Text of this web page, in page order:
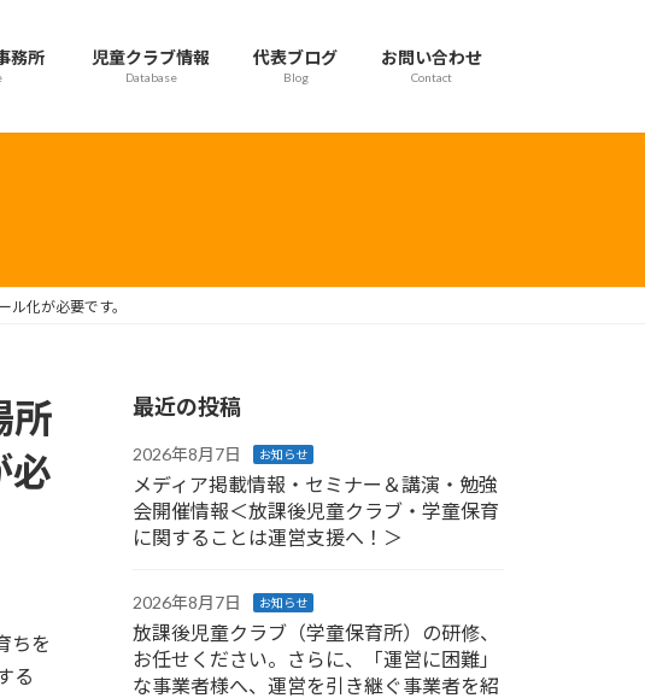
務所 児童クラブ情報
Database
代表ブログ
Blog
お問い合わせ
Contact
化が必要です。
所
必
ちを
る
最近の投稿
2026年8月7日 お知らせ
メディア掲載情報・セミナー＆講演・勉強
会開催情報＜放課後児童クラブ・学童保育
に関することは運営支援へ！＞
2026年8月7日 お知らせ
放課後児童クラブ（学童保育所）の研修、
お任せください。さらに、「運営に困難」
な事業者様へ、運営を引き継ぐ事業者を紹